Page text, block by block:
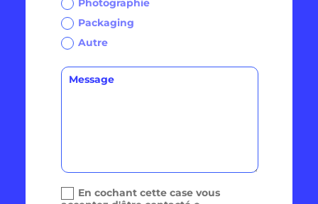
Photographie
Packaging
Autre
En cochant cette case vous